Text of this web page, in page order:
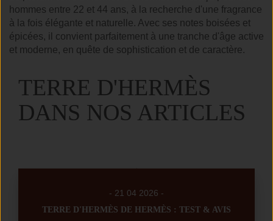
hommes entre 22 et 44 ans, à la recherche d'une fragrance
à la fois élégante et naturelle. Avec ses notes boisées et
épicées, il convient parfaitement à une tranche d'âge active
et moderne, en quête de sophistication et de caractère.
TERRE D'HERMÈS
DANS NOS ARTICLES
- 21 04 2026 -
TERRE D'HERMÈS DE HERMÈS : TEST & AVIS